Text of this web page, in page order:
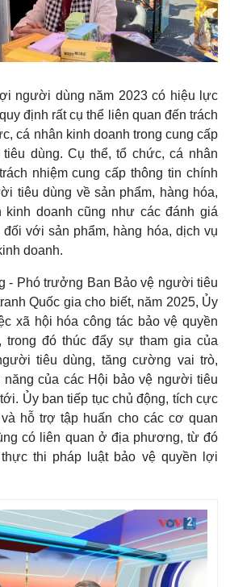
Thị trường
Tiêu dùng
Tỷ giá
Chứng khoán
Giá cà phê
người dùng năm 2023 có hiệu lực
định rất cụ thể liên quan đến trách
cá nhân kinh doanh trong cung cấp
dùng. Cụ thể, tổ chức, cá nhân
nhiệm cung cấp thông tin chính
tiêu dùng về sản phẩm, hàng hóa,
kinh doanh cũng như các đánh giá
với sản phẩm, hàng hóa, dịch vụ
doanh.
- Phó trưởng Ban Bảo vệ người tiêu
Quốc gia cho biết, năm 2025, Ủy
xã hội hóa công tác bảo vệ quyền
trong đó thúc đẩy sự tham gia của
tiêu dùng, tăng cường vai trò,
năng của các Hội bảo vệ người tiêu
Ủy ban tiếp tục chủ động, tích cực
hỗ trợ tập huấn cho các cơ quan
có liên quan ở địa phương, từ đó
thi pháp luật bảo vệ quyền lợi